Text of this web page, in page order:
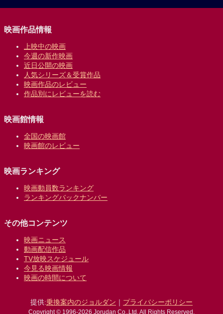
映画作品情報
上映中の映画
今週の新作映画
近日公開の映画
人気シリーズ＆受賞作品
映画作品のレビュー
作品別にレビューを読む
映画館情報
全国の映画館
映画館のレビュー
映画ランキング
映画動員数ランキング
ランキングバックナンバー
その他コンテンツ
映画ニュース
動画配信作品
TV放映スケジュール
今見る映画情報
映画の時間について
提供:乗換案内のジョルダン ｜ プライバシーポリシー
Copyright © 1996-2026 Jorudan Co.,Ltd. All Rights Reserved.